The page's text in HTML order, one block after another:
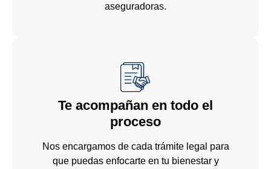
aseguradoras.
Te acompañan en todo el
proceso
Nos encargamos de cada trámite legal para
que puedas enfocarte en tu bienestar y